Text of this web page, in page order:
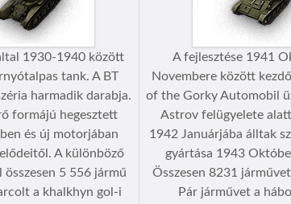
1930-1940 között
tank. A BT
harmadik darabja.
formájú hegesztett
és új motorjában
A különböző
5 556 jármű
a khalkhyn gol-i
A fejlesztése 1941
Novembere között
of the Gorky Automobil
Astrov felügyelete
1942 Januárjába álltak
gyártása 1943
Összesen 8231
Pár járművet a